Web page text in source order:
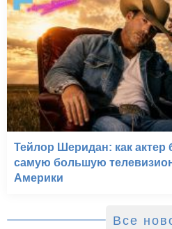
Тейлор Шеридан: как актер
самую большую
Америки
Все